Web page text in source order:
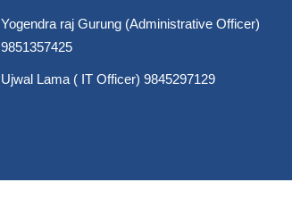
Yogendra raj Gurung (Administrative Officer)
9851357425
Ujwal Lama ( IT Officer) 9845297129